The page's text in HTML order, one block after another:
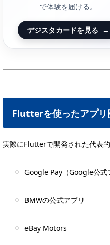
で体験を届ける。
デジスタカードを見る →
Flutterを使ったアプリ
実際にFlutterで開発された代表
Google Pay（Google公式
BMWの公式アプリ
eBay Motors